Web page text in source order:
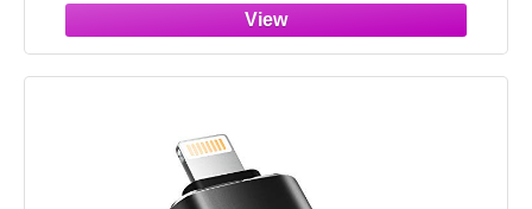
alta velocità opzionale - 2 licenze